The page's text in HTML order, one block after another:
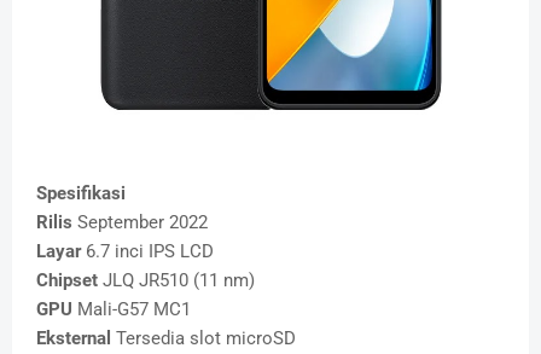
Spesifikasi
Rilis September 2022
Layar6.7 inci IPS LCD
Chipset JLQ JR510 (11 nm)
GPU Mali-G57 MC1
Eksternal Tersedia slot microSD